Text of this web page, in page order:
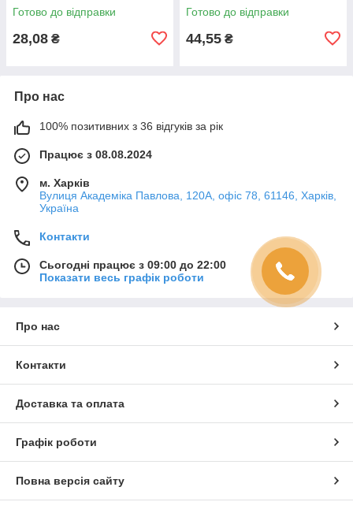
Готово до відправки
28,08 ₴
Готово до відправки
44,55 ₴
Про нас
100% позитивних з 36 відгуків за рік
Працює з 08.08.2024
м. Харків
Вулиця Академіка Павлова, 120А, офіс 78, 61146, Харків,
Україна
Контакти
Сьогодні працює з 09:00 до 22:00
Показати весь графік роботи
Про нас
Контакти
Доставка та оплата
Графік роботи
Повна версія сайту